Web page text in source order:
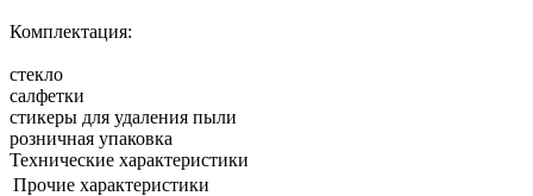
Комплектация:
стекло
салфетки
стикеры для удаления пыли
розничная упаковка
Технические характеристики
Прочие характеристики